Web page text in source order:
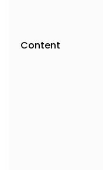
Content